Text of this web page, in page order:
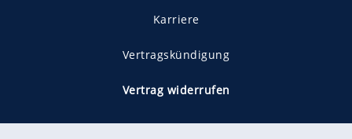
Karriere
Vertragskündigung
Vertrag widerrufen